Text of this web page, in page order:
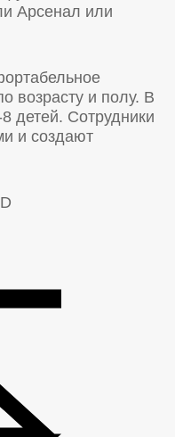
Арсенал или
возрасту и полу. В
детей. Сотрудники
и создают